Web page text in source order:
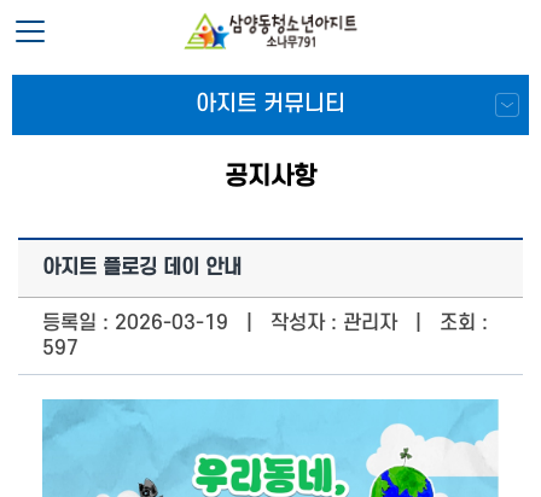
아지트 커뮤니티
공지사항
아지트 플로깅 데이 안내
등록일 : 2026-03-19 | 작성자 : 관리자 | 조회 :
597